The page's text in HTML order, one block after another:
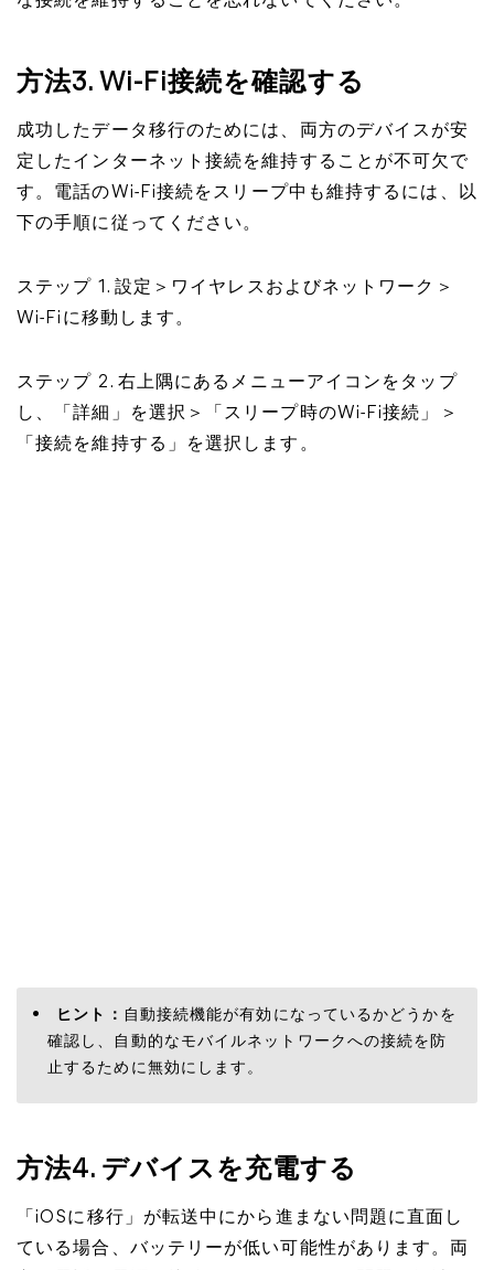
方法3. Wi-Fi接続を確認する
成功したデータ移行のためには、両方のデバイスが安
定したインターネット接続を維持することが不可欠で
す。電話のWi-Fi接続をスリープ中も維持するには、以
下の手順に従ってください。
ステップ 1. 設定＞ワイヤレスおよびネットワーク＞
Wi-Fiに移動します。
ステップ 2. 右上隅にあるメニューアイコンをタップ
し、「詳細」を選択＞「スリープ時のWi-Fi接続」＞
「接続を維持する」を選択します。
ヒント： 自動接続機能が有効になっているかどうかを
確認し、自動的なモバイルネットワークへの接続を防
止するために無効にします。
方法4. デバイスを充電する
「iOSに移行」が転送中にから進まない問題に直面し
ている場合、バッテリーが低い可能性があります。両